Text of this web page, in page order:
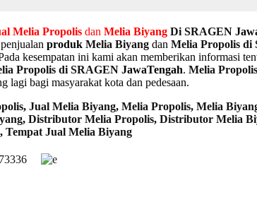
Melia Propolis dan Melia Biyang Di SRAGEN
produk Melia Biyang dan Melia Propolis di
kesempatan ini kami akan memberikan informasi
Propolis di SRAGEN JawaTengah. Melia Propolis
lagi bagi masyarakat kota dan pedesaan.
, Jual Melia Biyang, Melia Propolis, Melia
, Distributor Melia Propolis, Distributor Melia
, Tempat Jual Melia Biyang